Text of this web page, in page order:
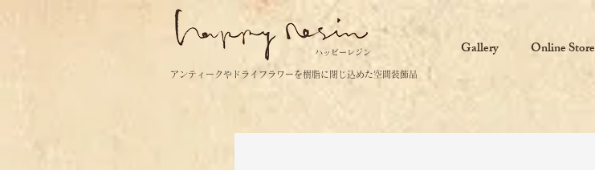
ハッピーレジン
アンティークやドライフラワーを樹脂に閉じ込めた空間装飾品
Gallery Online Store